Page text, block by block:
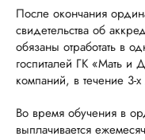
После окончания
свидетельства об
обязаны отработать в
госпиталей ГК «Мать
компаний, в течение 3-х
Во время обучения в
выплачивается